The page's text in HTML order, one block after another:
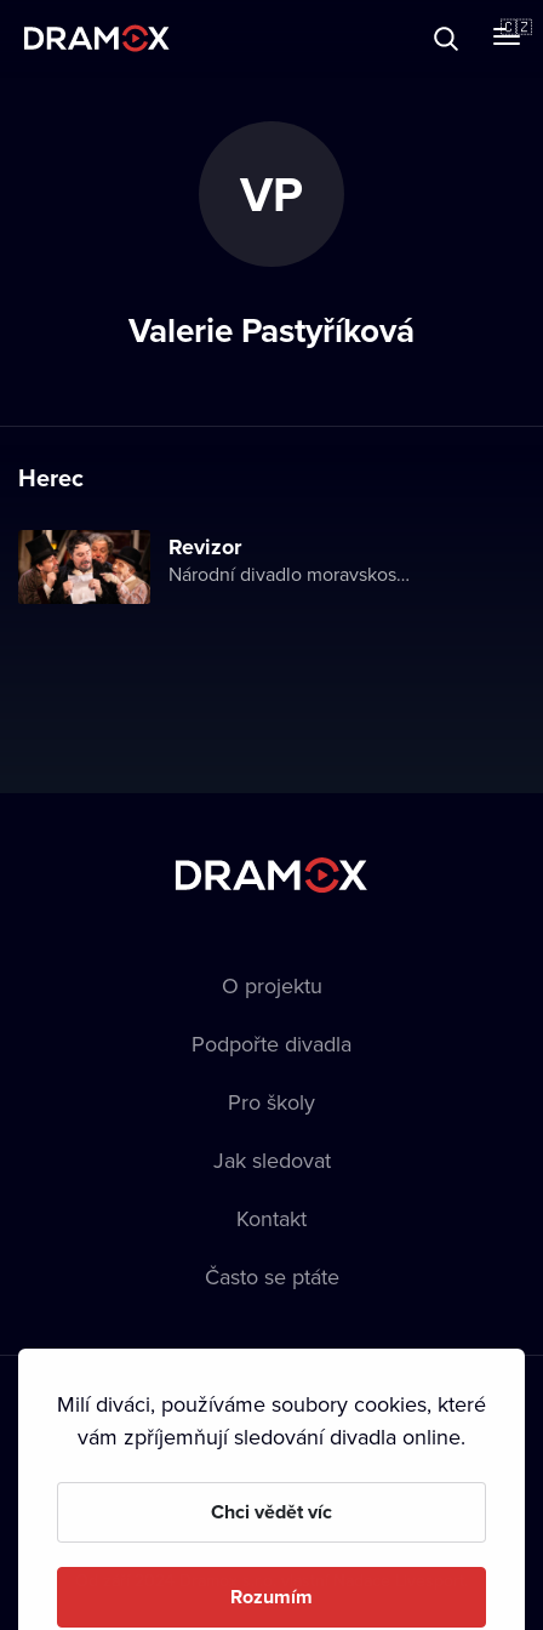
🇨🇿
VP
Valerie Pastyříková
Herec
Revizor
Národní divadlo moravskoslezské
O projektu
Podpořte divadla
Pro školy
Jak sledovat
Kontakt
Často se ptáte
Podmínky používání • Ochrana soukromí • Zásady používání
• Autorská práva•
Milí diváci, používáme soubory cookies, které
vám zpříjemňují sledování divadla online.
Chci vědět víc
Rozumím